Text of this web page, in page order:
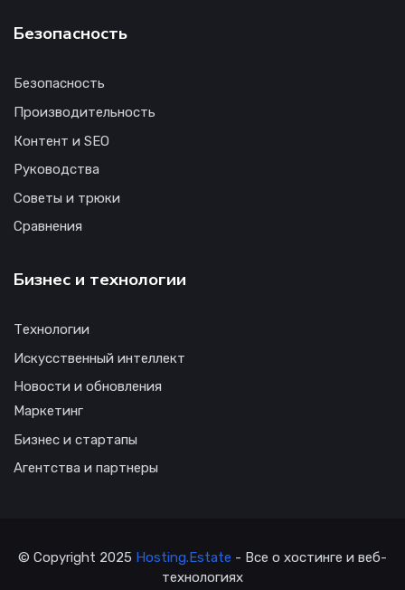
Безопасность
Безопасность
Производительность
Контент и SEO
Руководства
Советы и трюки
Сравнения
Бизнес и технологии
Технологии
Искусственный интеллект
Новости и обновления
Маркетинг
Бизнес и стартапы
Агентства и партнеры
© Copyright 2025 Hosting.Estate - Все о хостинге и веб-
технологиях